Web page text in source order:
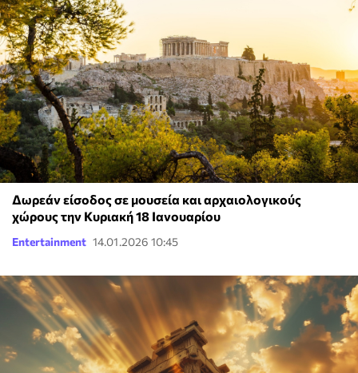
Δωρεάν είσοδος σε μουσεία και αρχαιολογικούς
χώρους την Κυριακή 18 Ιανουαρίου
Entertainment 14.01.2026 10:45